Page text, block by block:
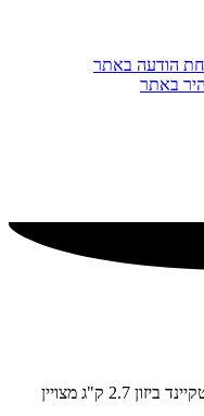
/ פטקיינד ביזון 2.7 ק"ג מצויין